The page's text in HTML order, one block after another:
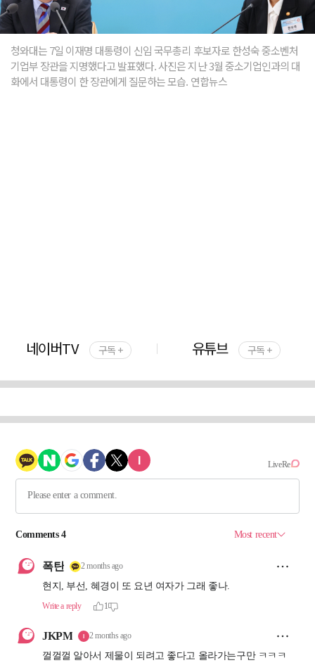
청와대는 7일 이재명 대통령이 신임 국무총리 후보자로 한성숙 중소벤처
기업부 장관을 지명했다고 발표했다. 사진은 지난 3월 중소기업인과의 대
화에서 대통령이 한 장관에게 질문하는 모습. 연합뉴스
네이버TV 구독 + 유튜브 구독 +